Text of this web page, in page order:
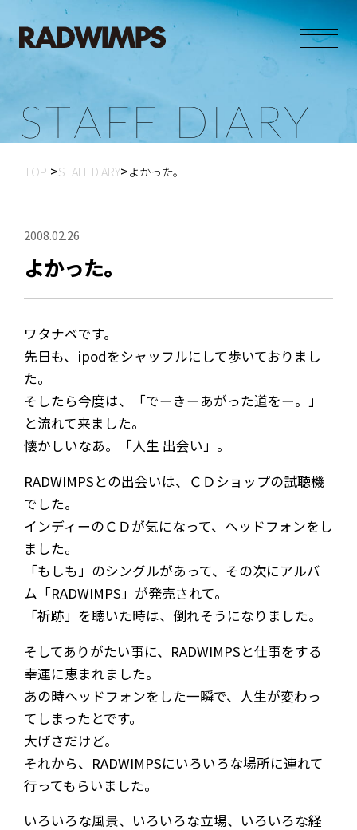
ST AFF D ARY
TOP STAFF DIARY よかった。
2008.02.26
よかった。
ワタナベです。
先日も、ipodをシャッフルにして歩いておりまし
た。
そしたら今度は、「でーきーあがった道をー。」
と流れて来ました。
懐かしいなあ。「人生 出会い」。
RADWIMPSとの出会いは、ＣＤショップの試聴機
でした。
インディーのＣＤが気になって、ヘッドフォンをし
ました。
「もしも」のシングルがあって、その次にアルバ
ム「RADWIMPS」が発売されて。
「祈跡」を聴いた時は、倒れそうになりました。
そしてありがたい事に、RADWIMPSと仕事をする
幸運に恵まれました。
あの時ヘッドフォンをした一瞬で、人生が変わっ
てしまったとです。
大げさだけど。
それから、RADWIMPSにいろいろな場所に連れて
行ってもらいました。
いろいろな風景、いろいろな立場、いろいろな経